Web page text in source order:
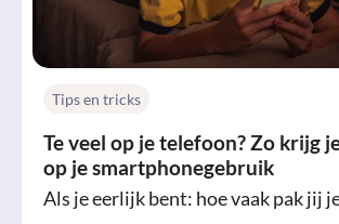
Tips en tricks
Te veel op je telefoon? Zo krijg
op je smartphonegebruik
Als je eerlijk bent: hoe vaak pak jij